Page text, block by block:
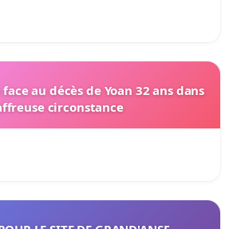
au décès de Yoan 32 ans dans
circonstance